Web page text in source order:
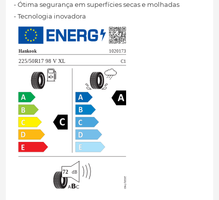
- Ótima segurança em superfícies secas e molhadas
- Tecnologia inovadora